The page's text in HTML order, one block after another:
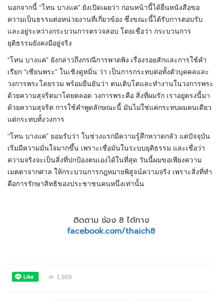
นอกจากนี้ “โทน บางแค” ยังเปิดเผยว่า ก่อนหน้านี้ได้ยื่นหนังสือขอ
ความเป็นธรรมต่อหน่วยงานที่เกี่ยวข้อง ซึ่งขณะนี้ได้รับการตอบรับ
และอยู่ระหว่างกระบวนการตรวจสอบ โดยเชื่อว่า กระบวนการ
ยุติธรรมยังคงมีอยู่จริง
“โทน บางแค” ยังกล่าวถึงกรณีการพาดพิง เรื่องรอยสักและการใช้คำ
เรียก “เซียนพระ” ในเชิงดูหมิ่น ว่า เป็นการกระทบต่อทั้งตัวบุคคลและ
วงการพระโดยรวม พร้อมยืนยันว่า ตนเติบโตและทำงานในวงการพระ
ด้วยความสุจริตมาโดยตลอด วงการพระคือ สิ่งที่ผมรัก เราอยู่ตรงนี้มา
ด้วยความสุจริต การใช้คำพูดลักษณะนี้ มันไม่ใช่แค่กระทบผมคนเดียว
แต่กระทบทั้งวงการ
“โทน บางแค” ยอมรับว่า ในช่วงแรกมีความรู้สึกหวาดกลัว แต่ปัจจุบัน
เริ่มมีความมั่นใจมากขึ้น เพราะเชื่อมั่นในระบบยุติธรรม และเชื่อว่า
ความจริงจะเป็นสิ่งที่ปกป้องตนเองได้ในที่สุด วันนี้ผมขอเพียงความ
เมตตาจากศาล ให้กระบวนการกฎหมายพิสูจน์ความจริง เพราะสิ่งที่ทำ
คือการรักษาสิทธิของประชาชนคนหนึ่งเท่านั้น
ติดตาม ช่อง 8 ได้ทาง
facebook.com/thaich8
1,909